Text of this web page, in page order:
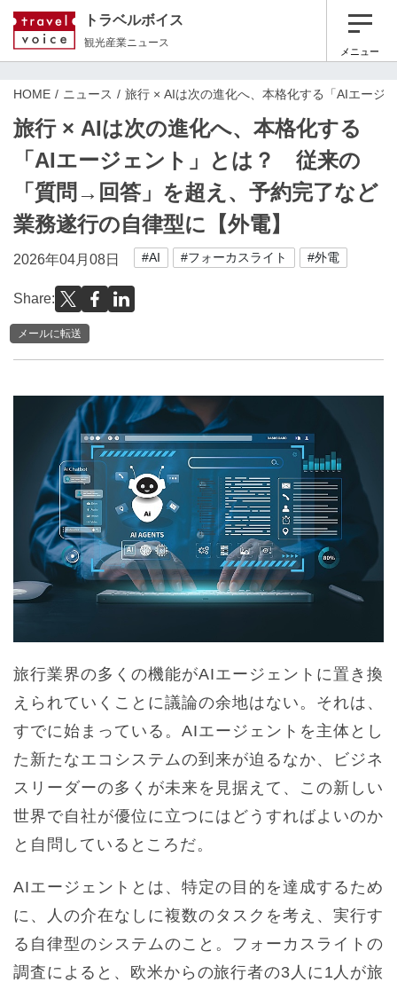
トラベルボイス
観光産業ニュース
メニュー
HOME ニュース 旅行 × AIは次の進化へ、本格化する「AIエー
旅行 × AIは次の進化へ、本格化する
「AIエージェント」とは？ 従来の
「質問→回答」を超え、予約完了など
業務遂行の自律型に【外電】
2026年04月08日 #AI #フォーカスライト #外電
Share:
メールに転送
旅行業界の多くの機能がAIエージェントに置き換
えられていくことに議論の余地はない。それは、
すでに始まっている。AIエージェントを主体とし
た新たなエコシステムの到来が迫るなか、ビジネ
スリーダーの多くが未来を見据えて、この新しい
世界で自社が優位に立つにはどうすればよいのか
と自問しているところだ。
AIエージェントとは、特定の目的を達成するため
に、人の介在なしに複数のタスクを考え、実行す
る自律型のシステムのこと。フォーカスライトの
調査によると、欧米からの旅行者の3人に1人が旅